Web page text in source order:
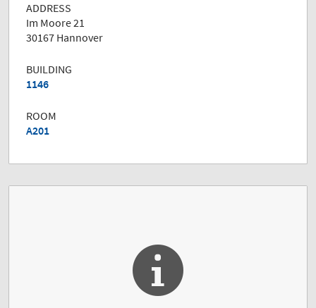
ADDRESS
Im Moore 21
30167 Hannover
BUILDING
1146
ROOM
A201